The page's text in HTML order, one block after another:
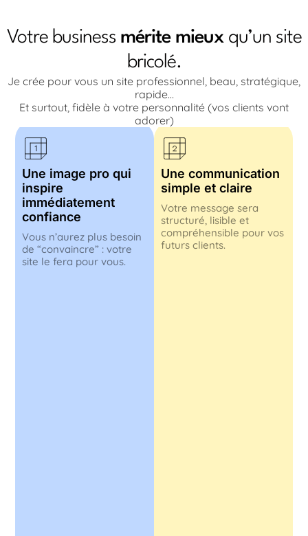
Votre business mérite mieux qu’un site
bricolé.
Je crée pour vous un site professionnel, beau, stratégique,
rapide…
Et surtout, fidèle à votre personnalité (vos clients vont
adorer)
Ce que votre futur site va changer
Une image pro qui
inspire
immédiatement
confiance
Vous n’aurez plus besoin
de “convaincre” : votre
site le fera pour vous.
Une communication
simple et claire
Votre message sera
structuré, lisible et
compréhensible pour vos
futurs clients.